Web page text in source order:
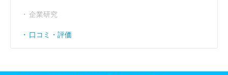
企業研究
口コミ・評価